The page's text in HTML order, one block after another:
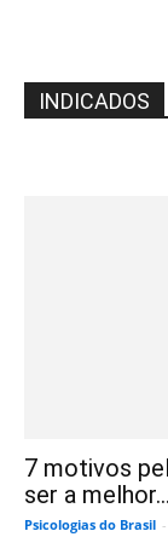
INDICADOS
7 motivos
ser a melhor...
Psicologias do Brasil -